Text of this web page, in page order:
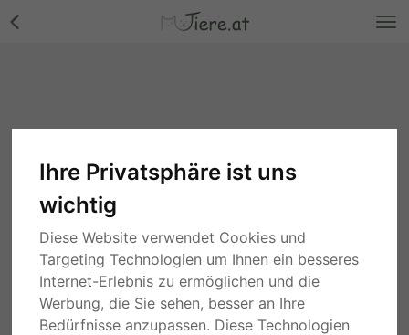
Ihre Privatsphäre ist uns
wichtig
Diese Website verwendet Cookies und
Targeting Technologien um Ihnen ein besseres
Internet-Erlebnis zu ermöglichen und die
Werbung, die Sie sehen, besser an Ihre
Bedürfnisse anzupassen. Diese Technologien